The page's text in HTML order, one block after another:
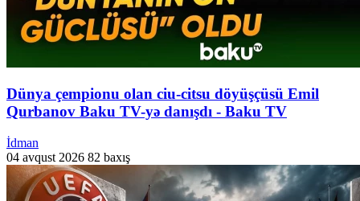
Dünya çempionu olan ciu-citsu döyüşçüsü Emil
Qurbanov Baku TV-yə danışdı - Baku TV
İdman
04 avqust 2026 82 baxış